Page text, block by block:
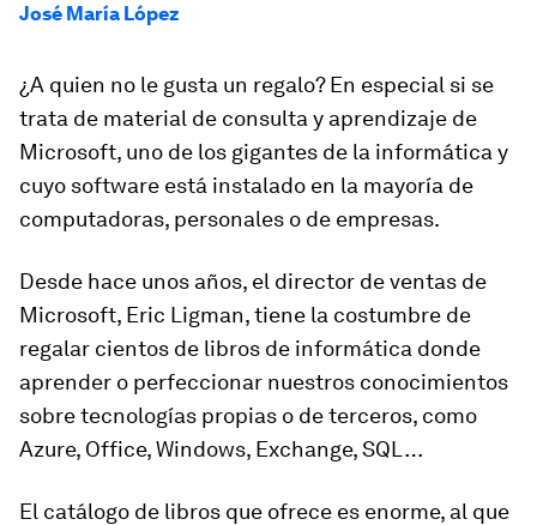
José María López
¿A quien no le gusta un regalo? En especial si se
trata de material de consulta y aprendizaje de
Microsoft, uno de los gigantes de la informática y
cuyo software está instalado en la mayoría de
computadoras, personales o de empresas.
Desde hace unos años, el director de ventas de
Microsoft, Eric Ligman, tiene la costumbre de
regalar cientos de libros de informática donde
aprender o perfeccionar nuestros conocimientos
sobre tecnologías propias o de terceros, como
Azure, Office, Windows, Exchange, SQL…
El catálogo de libros que ofrece es enorme, al que